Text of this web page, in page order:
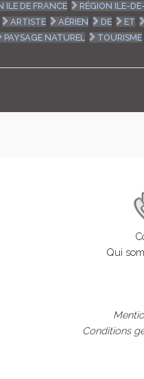
ILE DE FRANCE
RÉGION ILE-
ARTISTE AÉRIEN DE ET
PAYSAGE NATUREL TOURISME
Qui
Conditions